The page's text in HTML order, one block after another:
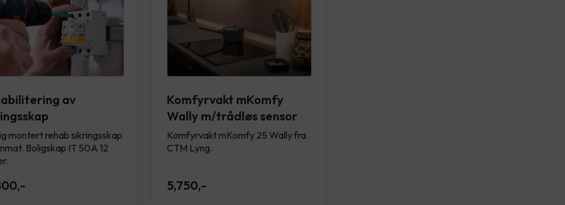
av
montert rehab sikringsskap
Boligskap IT 50A 12
,-
Komfyrvakt mKomfy
Wally m/trådløs sensor
Komfyrvakt mKomfy 25 Wally fra
CTM Lyng.
5,750,-